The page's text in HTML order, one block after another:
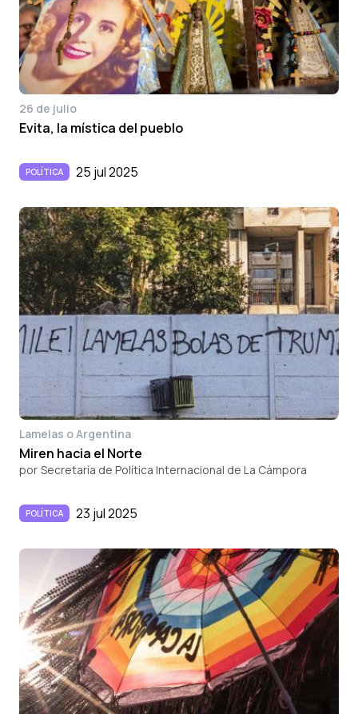
26 de julio
Evita, la mística del pueblo
POLÍTICA 25 jul 2025
Lamelas o Argentina
Miren hacia el Norte
por Secretaría de Política Internacional de La Cámpora
POLÍTICA 23 jul 2025